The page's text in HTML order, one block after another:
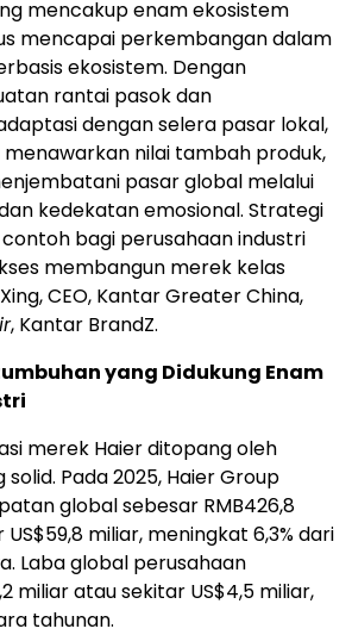
mencakup enam ekosistem
mencapai perkembangan dalam
ekosistem. Dengan
rantai pasok dan
dengan selera pasar lokal,
menawarkan nilai tambah produk,
pasar global melalui
kedekatan emosional. Strategi
bagi perusahaan industri
membangun merek kelas
CEO, Kantar Greater China,
, Kantar BrandZ.
yang Didukung Enam
merek Haier ditopang oleh
solid. Pada 2025, Haier Group
global sebesar RMB426,8
miliar, meningkat 6,3% dari
Laba global perusahaan
miliar atau sekitar US$4,5 miliar,
tahunan.